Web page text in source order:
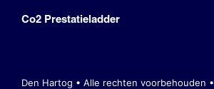
Co2 Prestatieladder
Den Hartog • Alle rechten voorbehouden •